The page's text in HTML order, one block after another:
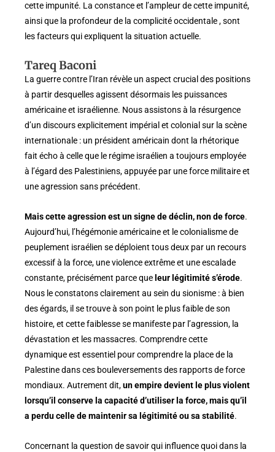
cette impunité. La constance et l’ampleur de cette impunité,
ainsi que la profondeur de la complicité occidentale , sont
les facteurs qui expliquent la situation actuelle.
Tareq Baconi
La guerre contre l’Iran révèle un aspect crucial des positions
à partir desquelles agissent désormais les puissances
américaine et israélienne. Nous assistons à la résurgence
d’un discours explicitement impérial et colonial sur la scène
internationale : un président américain dont la rhétorique
fait écho à celle que le régime israélien a toujours employée
à l’égard des Palestiniens, appuyée par une force militaire et
une agression sans précédent.
Mais cette agression est un signe de déclin, non de force.
Aujourd’hui, l’hégémonie américaine et le colonialisme de
peuplement israélien se déploient tous deux par un recours
excessif à la force, une violence extrême et une escalade
constante, précisément parce que leur légitimité s’érode.
Nous le constatons clairement au sein du sionisme : à bien
des égards, il se trouve à son point le plus faible de son
histoire, et cette faiblesse se manifeste par l’agression, la
dévastation et les massacres. Comprendre cette
dynamique est essentiel pour comprendre la place de la
Palestine dans ces bouleversements des rapports de force
mondiaux. Autrement dit,un empire devient le plus violent
lorsqu’il conserve la capacité d’utiliser la force, mais qu’il
a perdu celle de maintenir sa légitimité ou sa stabilité.
Concernant la question de savoir qui influence quoi dans la